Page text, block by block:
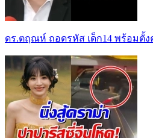
ดร.ตฤณห์ ถอดรหัส เด็ก14 พร้อมตั้